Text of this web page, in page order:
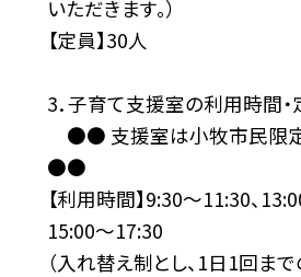
いただきます。）
【定員】30人
3．子育て支援室の利用時間
●● 支援室は小牧市民限定
●●
【利用時間】9:30〜11:30、
15:00〜17:30
（入れ替え制とし、1日1回ま